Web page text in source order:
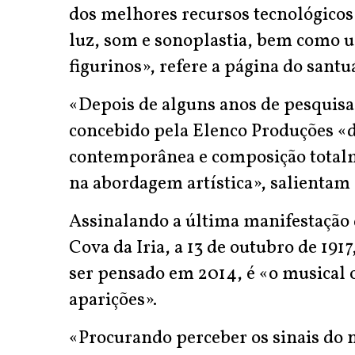
dos melhores recursos
luz, som e sonoplastia, bem como
figurinos», refere a página do
«Depois de alguns anos de
concebido pela Elenco Produções
contemporânea e composição
na abordagem artística», salientam
Assinalando a última
Cova da Iria, a 13 de outubro de
ser pensado em 2014, é «o
aparições».
«Procurando perceber os sinais